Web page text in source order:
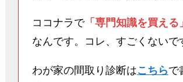
ココナラで「専門知識を買える」
なんです。コレ、すごくないで
わが家の間取り診断はこちらで